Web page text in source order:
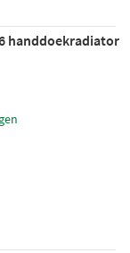
handdoekradiator